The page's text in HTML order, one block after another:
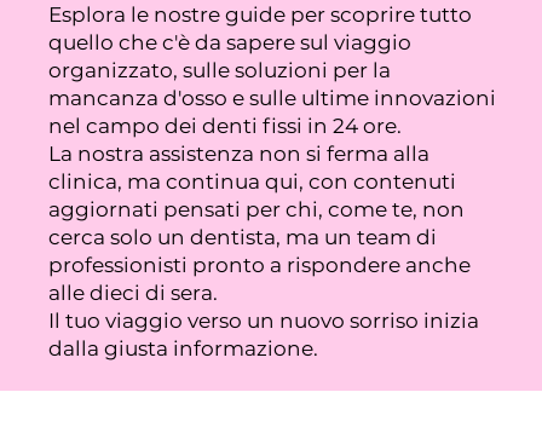
Esplora le nostre guide per scoprire tutto
quello che c'è da sapere sul viaggio
organizzato, sulle soluzioni per la
mancanza d'osso e sulle ultime innovazioni
nel campo dei denti fissi in 24 ore.
La nostra assistenza non si ferma alla
clinica, ma continua qui, con contenuti
aggiornati pensati per chi, come te, non
cerca solo un dentista, ma un team di
professionisti pronto a rispondere anche
alle dieci di sera.
Il tuo viaggio verso un nuovo sorriso inizia
dalla giusta informazione.